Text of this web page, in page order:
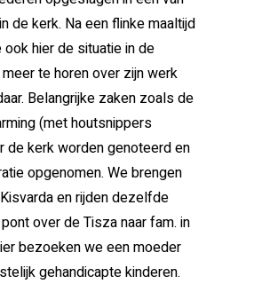
de kerk. Na een flinke maaltijd
hier de situatie in de
te horen over zijn werk
Belangrijke zaken zoals de
(met houtsnippers
de kerk worden genoteerd en
opgenomen. We brengen
en rijden dezelfde
over de Tisza naar fam. in
bezoeken we een moeder
gehandicapte kinderen.